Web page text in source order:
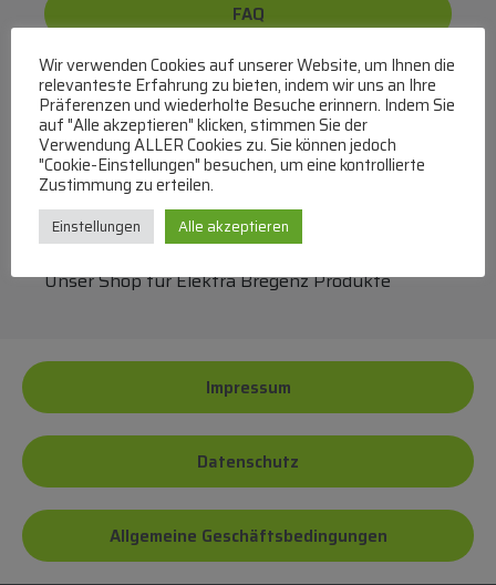
FAQ
Häufige Fragen zu unserer Website werden in
unserer FAQ beantwortet
Elektra Bregenz
Unser Shop für Elektra Bregenz Produkte
Impressum
Datenschutz
Allgemeine Geschäftsbedingungen
Wir verwenden Cookies auf unserer Website, um Ihnen die
relevanteste Erfahrung zu bieten, indem wir uns an Ihre
Präferenzen und wiederholte Besuche erinnern. Indem Sie
auf "Alle akzeptieren" klicken, stimmen Sie der
Verwendung ALLER Cookies zu. Sie können jedoch
"Cookie-Einstellungen" besuchen, um eine kontrollierte
Zustimmung zu erteilen.
Einstellungen Alle akzeptieren